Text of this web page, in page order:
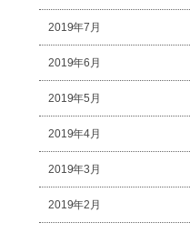
2019年7月
2019年6月
2019年5月
2019年4月
2019年3月
2019年2月